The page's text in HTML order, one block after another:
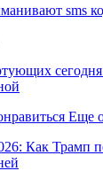
sms
Еще
Как Трамп